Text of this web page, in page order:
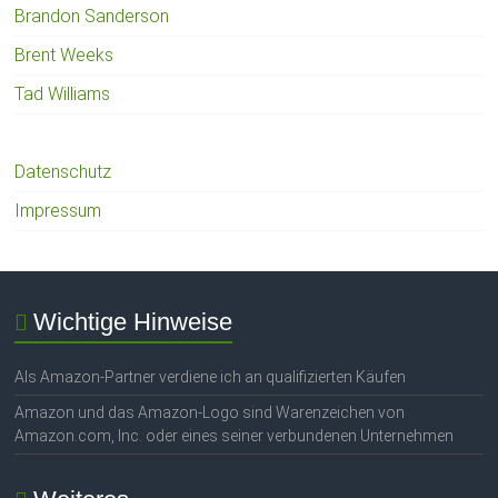
Brandon Sanderson
Brent Weeks
Tad Williams
Datenschutz
Impressum
Wichtige Hinweise
Als Amazon-Partner verdiene ich an qualifizierten Käufen
Amazon und das Amazon-Logo sind Warenzeichen von
Amazon.com, Inc. oder eines seiner verbundenen Unternehmen